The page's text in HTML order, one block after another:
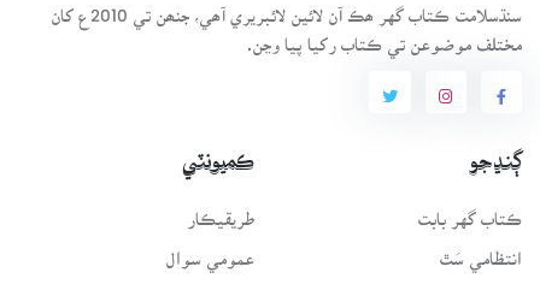
سنڌسلامت ڪتاب گهر ھڪ آن لائين لائبريري آھي، جنھن تي 2010ع کان
مختلف موضوعن تي ڪتاب رکيا پيا وڃن.
ڳنڍجو
ڪتاب گهر بابت
انتظامي سَٿ
ڪميونٽي
طريقيڪار
عمومي سوال